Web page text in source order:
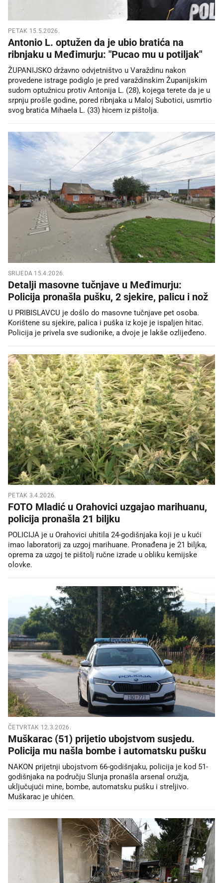
PETAK 15.5.2026.
Antonio L. optužen da je ubio bratića na
ribnjaku u Međimurju: "Pucao mu u potiljak"
ŽUPANIJSKO državno odvjetništvo u Varaždinu nakon
provedene istrage podiglo je pred varaždinskim Županijskim
sudom optužnicu protiv Antonija L. (28), kojega terete da je u
srpnju prošle godine, pored ribnjaka u Maloj Subotici, usmrtio
svog bratića Mihaela L. (33) hicem iz pištolja.
SRIJEDA 15.4.2026.
Detalji masovne tučnjave u Međimurju:
Policija pronašla pušku, 2 sjekire, palicu i nož
U PRIBISLAVCU je došlo do masovne tučnjave pet osoba.
Korištene su sjekire, palica i puška iz koje je ispaljen hitac.
Policija je privela sve sudionike, a dvoje je lakše ozlijeđeno.
PETAK 3.4.2026.
FOTO Mladić u Orahovici uzgajao marihuanu,
policija pronašla 21 biljku
POLICIJA je u Orahovici uhitila 24-godišnjaka koji je u kući
imao laboratorij za uzgoj marihuane. Pronađena je 21 biljka,
oprema za uzgoj te pištolj ručne izrade u obliku kemijske
olovke.
ČETVRTAK 12.3.2026.
Muškarac (51) prijetio ubojstvom susjedu.
Policija mu našla bombe i automatsku pušku
NAKON prijetnji ubojstvom 66-godišnjaku, policija je kod 51-
godišnjaka na području Slunja pronašla arsenal oružja,
uključujući mine, bombe, automatsku pušku i streljivo.
Muškarac je uhićen.